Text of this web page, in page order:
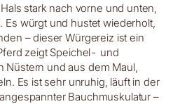
stark nach vorne und unten,
würgt und hustet wiederholt,
– dieser Würgereiz ist ein
zeigt Speichel- und
Nüstern und aus dem Maul,
Es ist sehr unruhig, läuft in der
Bauchmuskulatur –